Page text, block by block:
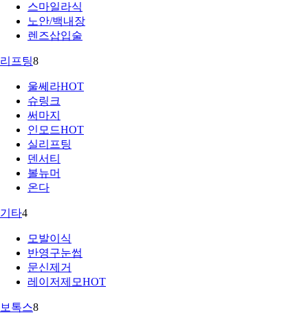
스마일라식
노안/백내장
렌즈삽입술
리프팅8
울쎄라HOT
슈링크
써마지
인모드HOT
실리프팅
덴서티
볼뉴머
온다
기타4
모발이식
반영구눈썹
문신제거
레이저제모HOT
보톡스8